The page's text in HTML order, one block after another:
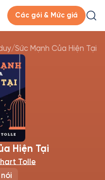
Các gói & Mức giá
/Sức Mạnh Của Hiện Tại
Hiện Tại
Tolle